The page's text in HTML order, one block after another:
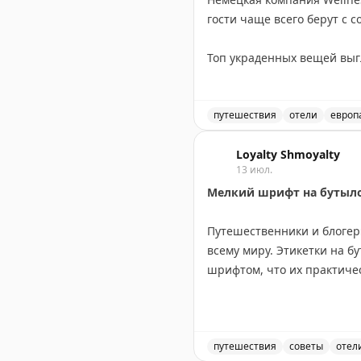
Хочется ущипнуть себя.
– тоже как
гости чаще всего берут с
Топ украденных вещей
Самые экстравагантные
рояль, во Франции —
композиций.
Интересно, что
Этот опрос показывает,
взять на память что-то
путешествия отели
Loyalty Shmoyalty
13 июл.
Мелкий шрифт на
Путешественники и
всему миру. Этикетки на
шрифтом, что их
какая бутылка для чего
путешествия советы